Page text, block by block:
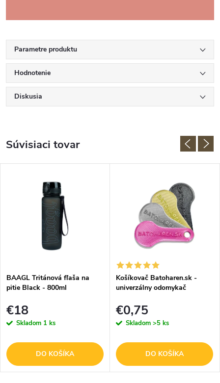
Parametre produktu
Hodnotenie
Diskusia
Súvisiaci tovar
BAAGL Tritánová fľaša na
pitie Black - 800ml
€18
Skladom 1 ks
DO KOŠÍKA
Košíkovač Batoharen.sk -
univerzálny odomykač
farba - 1 ks
€0,75
Skladom >5 ks
DO KOŠÍKA